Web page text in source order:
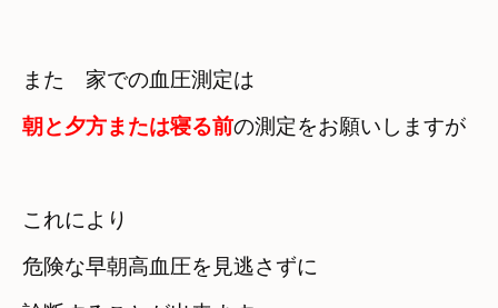
朝と夕方または寝る前の測定をお願いしますが
これにより
危険な早朝高血圧を見逃さずに